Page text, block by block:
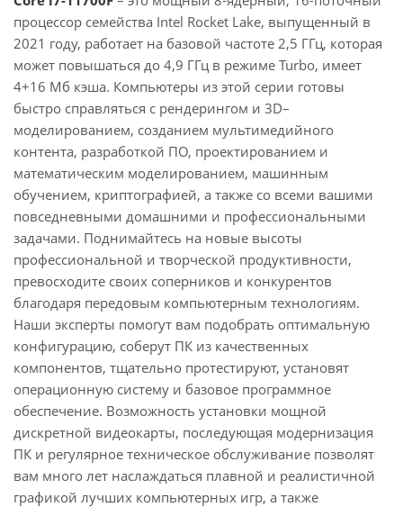
процессор семейства Intel Rocket Lake, выпущенный в
2021 году, работает на базовой частоте 2,5 ГГц, которая
может повышаться до 4,9 ГГц в режиме Turbo, имеет
4+16 Мб кэша. Компьютеры из этой серии готовы
быстро справляться с рендерингом и 3D–
моделированием, созданием мультимедийного
контента, разработкой ПО, проектированием и
математическим моделированием, машинным
обучением, криптографией, а также со всеми вашими
повседневными домашними и профессиональными
задачами. Поднимайтесь на новые высоты
профессиональной и творческой продуктивности,
превосходите своих соперников и конкурентов
благодаря передовым компьютерным технологиям.
Наши эксперты помогут вам подобрать оптимальную
конфигурацию, соберут ПК из качественных
компонентов, тщательно протестируют, установят
операционную систему и базовое программное
обеспечение. Возможность установки мощной
дискретной видеокарты, последующая модернизация
ПК и регулярное техническое обслуживание позволят
вам много лет наслаждаться плавной и реалистичной
графикой лучших компьютерных игр, а также